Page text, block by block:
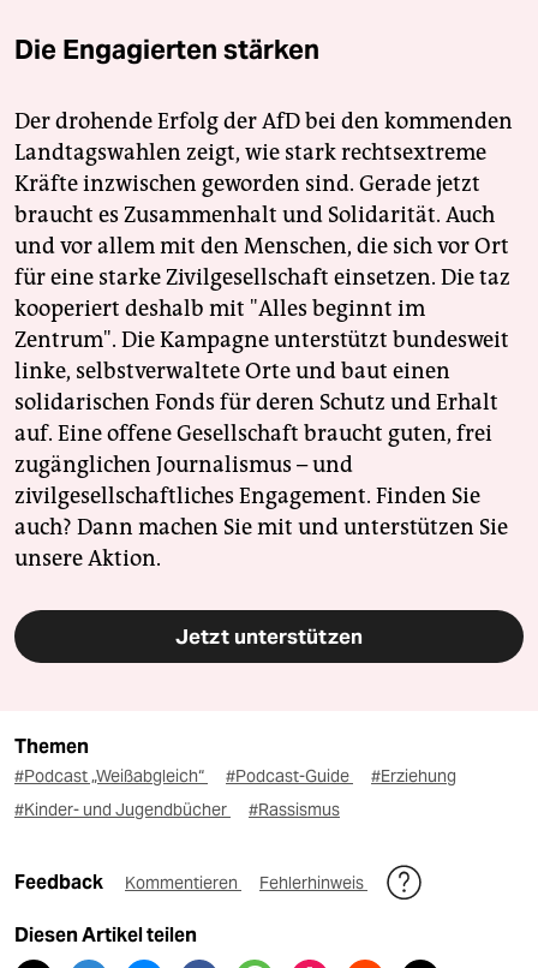
Die Engagierten stärken
Der drohende Erfolg der AfD bei den kommenden
Landtagswahlen zeigt, wie stark rechtsextreme
Kräfte inzwischen geworden sind. Gerade jetzt
braucht es Zusammenhalt und Solidarität. Auch
und vor allem mit den Menschen, die sich vor Ort
für eine starke Zivilgesellschaft einsetzen. Die taz
kooperiert deshalb mit "Alles beginnt im
Zentrum". Die Kampagne unterstützt bundesweit
linke, selbstverwaltete Orte und baut einen
solidarischen Fonds für deren Schutz und Erhalt
auf. Eine offene Gesellschaft braucht guten, frei
zugänglichen Journalismus – und
zivilgesellschaftliches Engagement. Finden Sie
auch? Dann machen Sie mit und unterstützen Sie
unsere Aktion.
Jetzt unterstützen
Themen
#Podcast „Weißabgleich“ #Podcast-Guide
#Erziehung
#Kinder- und Jugendbücher
#Rassismus
Feedback Kommentieren Fehlerhinweis
Diesen Artikel teilen